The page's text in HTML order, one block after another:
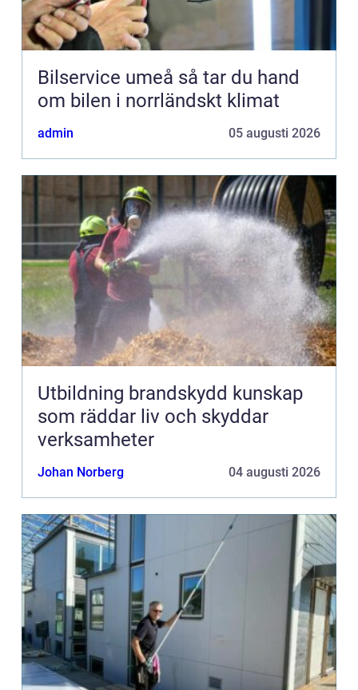
Bilservice umeå så tar du hand
om bilen i norrländskt klimat
admin 05 augusti 2026
Utbildning brandskydd kunskap
som räddar liv och skyddar
verksamheter
Johan Norberg 04 augusti 2026